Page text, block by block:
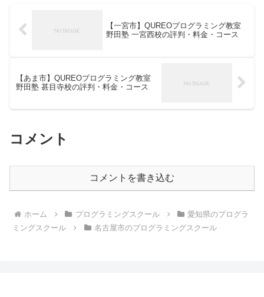
【一宮市】QUREOプログラミング教室
野田塾 一宮西校の評判・料金・コース
【あま市】QUREOプログラミング教室
野田塾 甚目寺校の評判・料金・コース
コメント
コメントを書き込む
ホーム プログラミングスクール
愛知県のプログラ
ミングスクール
名古屋市のプログラミングスクール